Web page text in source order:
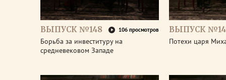
ВЫПУСК №148 106 просмотров
Борьба за инвеституру на
средневековом Западе
ВЫПУСК
Потехи царя